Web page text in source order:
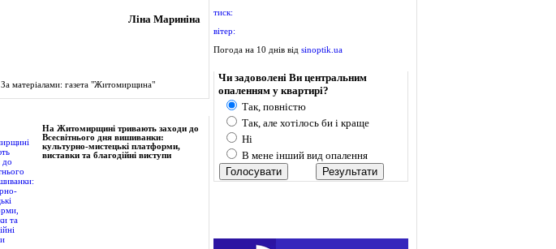
Ліна Мариніна
За матеріалами: газета "Житомирщина"
На Житомирщині тривають заходи до
Всесвітнього дня вишиванки:
культурно-мистецькі платформи,
виставки та благодійні виступи
тиск:
вітер:
Погода на 10 днів від sinoptik.ua
Чи задоволені Ви центральним
опаленням у квартирі?
Так, повністю
Так, але хотілось би і краще
Ні
В мене інший вид опалення